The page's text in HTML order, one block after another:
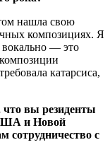
нашла свою
композициях. Я
— это
катарсиса,
что вы резиденты
и Новой
сотрудничество с